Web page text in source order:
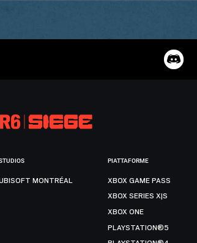
MONTRÉAL
PIATTAFORME
XBOX GAME PASS
XBOX SERIES X|S
XBOX ONE
PLAYSTATION®5